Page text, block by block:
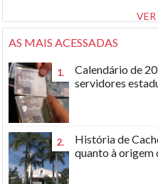
AS MAIS ACESSADAS
1.
Calendário de
servidores
2.
História de
quanto à origem